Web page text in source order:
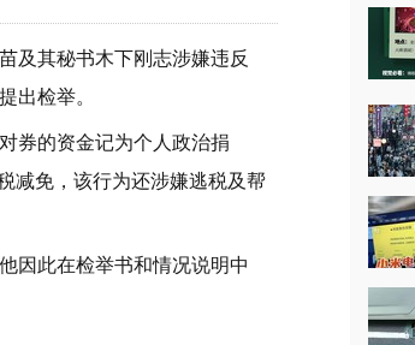
及其秘书木下刚志涉嫌违反
出检举。
券的资金记为个人政治捐
减免，该行为还涉嫌逃税及帮
因此在检举书和情况说明中